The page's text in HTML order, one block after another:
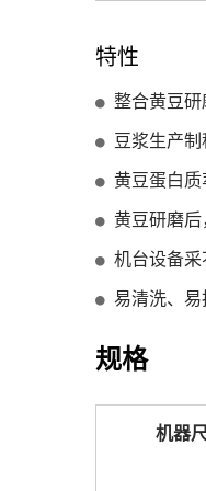
特性
整合黄豆研
豆浆生产制
黄豆蛋白质
黄豆研磨后
机台设备采
易清洗、易
规格
机器